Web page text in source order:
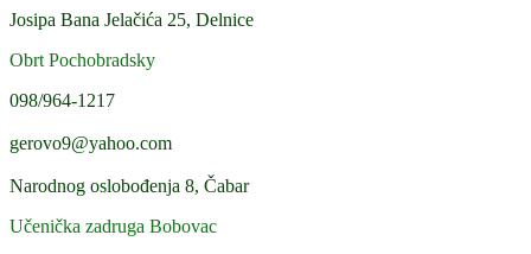
Josipa Bana Jelačića 25, Delnice
Obrt Pochobradsky
098/964-1217
gerovo9@yahoo.com
Narodnog oslobođenja 8, Čabar
Učenička zadruga Bobovac